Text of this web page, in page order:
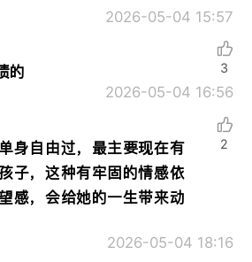
2026-05-04 15:57
的
2026-05-04 16:56
3
身自由过，最主要现在有
子，这种有牢固的情感依
感，会给她的一生带来动
2026-05-04 18:16
2